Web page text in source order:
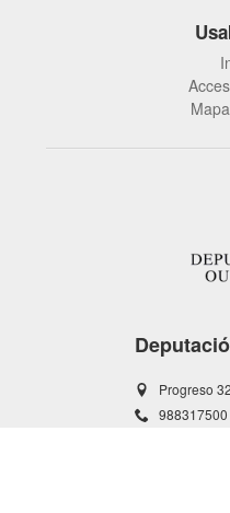
Progreso
988317500